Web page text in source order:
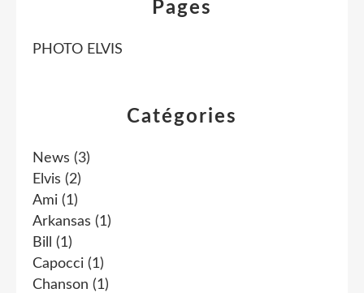
Catégories
News (3)
Elvis (2)
Ami (1)
Arkansas (1)
Bill
(1)
Capocci (1)
Chanson (1)
Pages
PHOTO ELVIS